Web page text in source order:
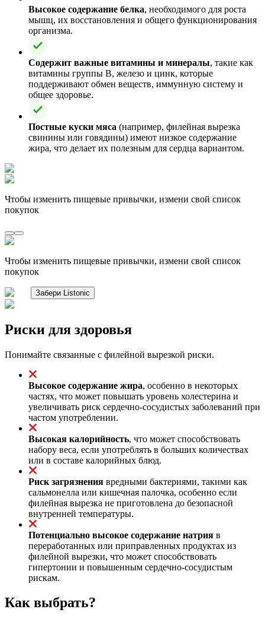
Высокое содержание белка, необходимого для роста
мышц, их восстановления и общего функционирования
организма.
Содержит важные витамины и минералы, такие как
витамины группы B, железо и цинк, которые
поддерживают обмен веществ, иммунную систему и
общее здоровье.
Постные куски мяса (например, филейная вырезка
свинины или говядины) имеют низкое содержание
жира, что делает их полезным для сердца вариантом.
Чтобы изменить пищевые привычки, измени свой список
покупок
Чтобы изменить пищевые привычки, измени свой список
покупок
Забери Listonic
Риски для здоровья
Понимайте связанные с филейной вырезкой риски.
Высокое содержание жира, особенно в некоторых
частях, что может повышать уровень холестерина и
увеличивать риск сердечно-сосудистых заболеваний при
частом употреблении.
Высокая калорийность, что может способствовать
набору веса, если употреблять в больших количествах
или в составе калорийных блюд.
Риск загрязнения вредными бактериями, такими как
сальмонелла или кишечная палочка, особенно если
филейная вырезка не приготовлена до безопасной
внутренней температуры.
Потенциально высокое содержание натрия в
переработанных или приправленных продуктах из
филейной вырезки, что может способствовать
гипертонии и повышенным сердечно-сосудистым
рискам.
Как выбрать?